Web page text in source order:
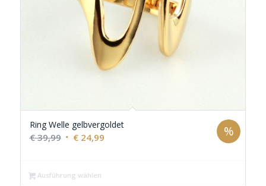
Ring Welle gelbvergoldet
€39,99 Ursprünglicher
€ 39,99
€24,99Aktueller
%
Ausführung wählen